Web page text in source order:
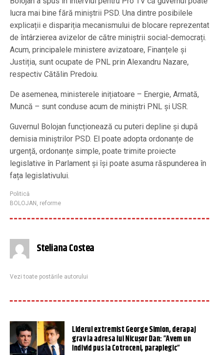
lucra mai bine fără miniștrii PSD. Una dintre posibilele
explicații e dispariția mecanismului de blocare reprezentat
de întârzierea avizelor de către miniștrii social-democrați.
Acum, principalele ministere avizatoare, Finanțele și
Justiția, sunt ocupate de PNL prin Alexandru Nazare,
respectiv Cătălin Predoiu.
De asemenea, ministerele inițiatoare – Energie, Armată,
Muncă – sunt conduse acum de miniștri PNL și USR.
Guvernul Bolojan funcționează cu puteri depline și după
demisia miniștrilor PSD. El poate adopta ordonanțe de
urgență, ordonanțe simple, poate trimite proiecte
legislative în Parlament și își poate asuma răspunderea în
fața legislativului.
Politică
BOLOJAN reforme
Steliana Costea
Vezi toate postările autorului
Liderul extremist George Simion, derapaj
grav la adresa lui Nicușor Dan: ”Avem un
individ pus la Cotroceni, paraplegic”